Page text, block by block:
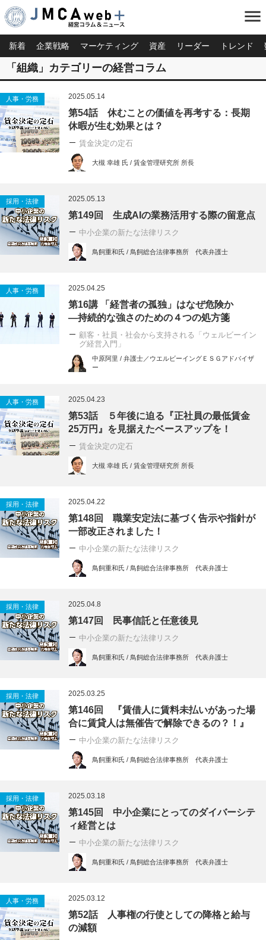
menu
新着 企業戦略 マーケティング 資産 リーダー トレンド
「組織」カテゴリーの経営コラム
人事・労務 2025.05.14
第54話 休むことの価値を再考する：長期
休暇が生む効果とは？
賃金決定の定石
大槻 幸雄 氏 / 賃金管理研究所 所長
採用・法律 2025.05.13
第149回 生成AIの業務活用する際の留意点
中小企業の新たな法律リスク
鳥飼重和氏 / 鳥飼総合法律事務所 代表弁護士
人事・労務 2025.04.25
第16講 「経営者の孤独」はなぜ危険か
―持続的な強さのための４つの処方箋
顧客・社員・社会から支持される「ウェルビーイン
グ経営入門」
中原阿里 / 弁護士／ウエルビーイングＥＳＧアドバイザ
ー
人事・労務 2025.04.23
第53話 ５年後に迫る『正社員の最低賃金
25万円』を見据えたベースアップを！
賃金決定の定石
大槻 幸雄 氏 / 賃金管理研究所 所長
採用・法律 2025.04.22
第148回 職業安定法に基づく告示や指針が
一部改正されました！
中小企業の新たな法律リスク
鳥飼重和氏 / 鳥飼総合法律事務所 代表弁護士
採用・法律 2025.04.8
第147回 民事信託と任意後見
中小企業の新たな法律リスク
鳥飼重和氏 / 鳥飼総合法律事務所 代表弁護士
採用・法律 2025.03.25
第146回 『賃借人に賃料未払いがあった場
合に賃貸人は無催告で解除できるの？！』
中小企業の新たな法律リスク
鳥飼重和氏 / 鳥飼総合法律事務所 代表弁護士
採用・法律 2025.03.18
第145回 中小企業にとってのダイバーシテ
ィ経営とは
中小企業の新たな法律リスク
鳥飼重和氏 / 鳥飼総合法律事務所 代表弁護士
人事・労務 2025.03.12
第52話 人事権の行使としての降格と給与
の減額